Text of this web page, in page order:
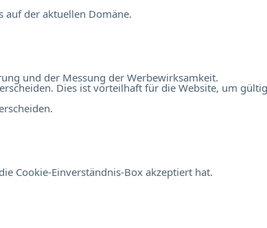
auf der aktuellen Domäne.
und der Messung der Werbewirksamkeit.
Dies ist vorteilhaft für die Website, um
Cookie-Einverständnis-Box akzeptiert hat.